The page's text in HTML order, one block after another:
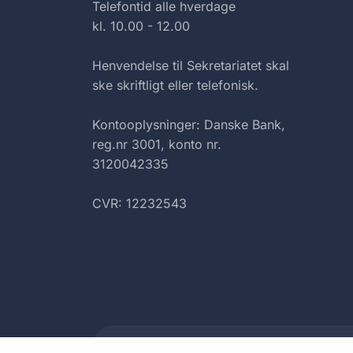
Telefontid alle hverdage
kl. 10.00 - 12.00
Henvendelse til Sekretariatet skal
ske skriftligt eller telefonisk.
Kontooplysninger: Danske Bank,
reg.nr 3001, konto nr.
3120042335
CVR: 12232543